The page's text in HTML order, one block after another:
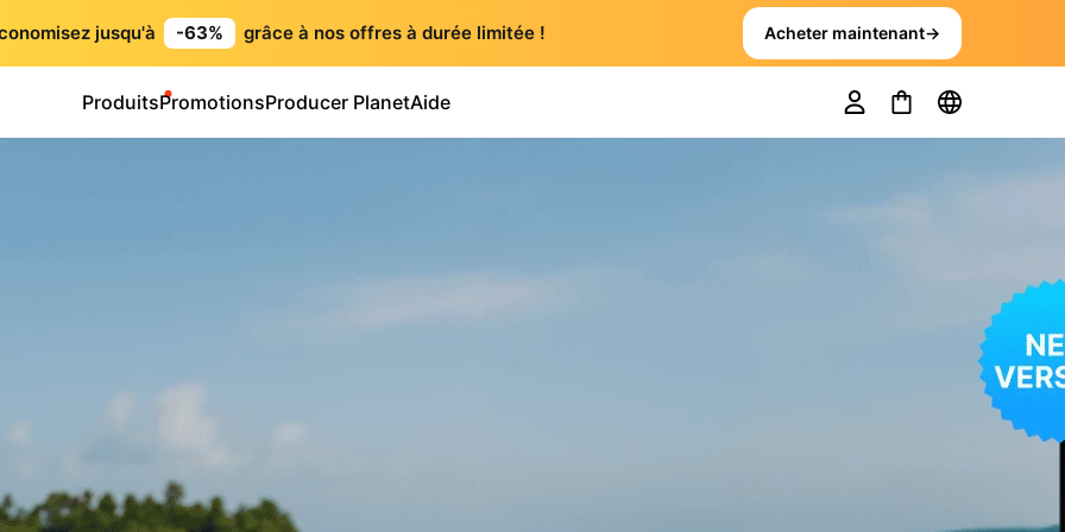
jusqu'à -63% grâce à nos offres à durée limitée ! Acheter maintenant→
ProduitsPromotionsProducer PlanetAide